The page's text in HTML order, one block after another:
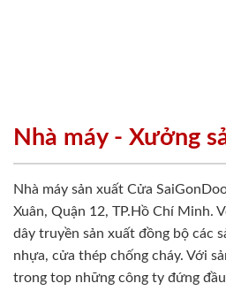
Nhà máy - Xưởng
Nhà máy sản xuất Cửa
Xuân, Quận 12, TP.Hồ Chí Minh.
dây truyền sản xuất đồng bộ các
nhựa, cửa thép chống cháy. Với
trong top những công ty đứng